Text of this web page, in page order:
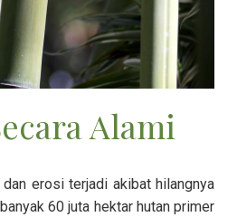
Alami
dan erosi terjadi akibat hilangnya
60 juta hektar hutan primer